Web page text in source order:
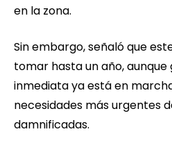
en la zona.
Sin embargo, señaló que
tomar hasta un año,
inmediata ya está en
necesidades más urgentes
damnificadas.